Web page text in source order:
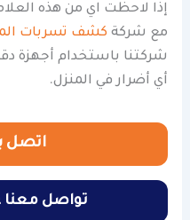
إذا لاحظت اي من هذه
مع شركة كشف تسربات
شركتنا باستخدام أجهزة
أي أضرار في المنزل.
اتصل
تواصل معنا